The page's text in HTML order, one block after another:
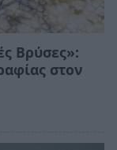
Βρύσες»:
στον